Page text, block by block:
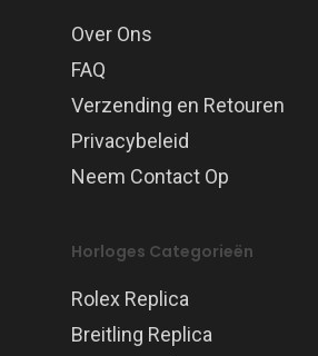
Over Ons
FAQ
Verzending en Retouren
Privacybeleid
Neem Contact Op
Horloges Categorieën
Rolex Replica
Breitling Replica